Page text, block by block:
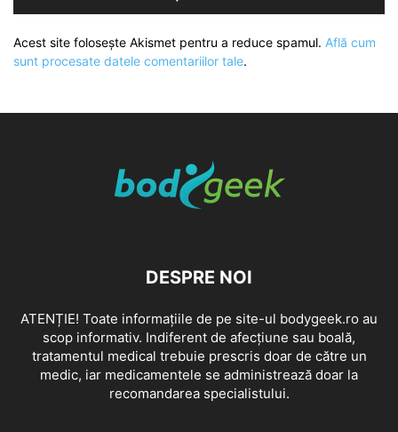
Acest site folosește Akismet pentru a reduce spamul. Află cum
sunt procesate datele comentariilor tale.
DESPRE NOI
ATENȚIE! Toate informațiile de pe site-ul bodygeek.ro au
scop informativ. Indiferent de afecțiune sau boală,
tratamentul medical trebuie prescris doar de către un
medic, iar medicamentele se administrează doar la
recomandarea specialistului.